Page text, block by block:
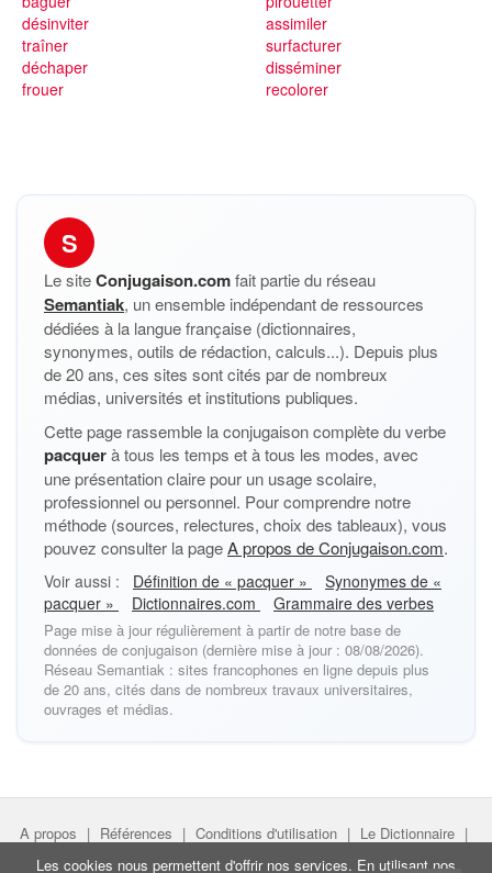
désinviter
traîner
déchaper
frouer
assimiler
surfacturer
disséminer
recolorer
S
Le siteConjugaison.comfait partie du réseau
Semantiak, un ensemble indépendant de ressources
dédiées à la langue française (dictionnaires,
synonymes, outils de rédaction, calculs...). Depuis plus
de 20 ans, ces sites sont cités par de nombreux
médias, universités et institutions publiques.
Cette page rassemble la conjugaison complète du verbe
pacquerà tous les temps et à tous les modes, avec
une présentation claire pour un usage scolaire,
professionnel ou personnel. Pour comprendre notre
méthode (sources, relectures, choix des tableaux), vous
pouvez consulter la pageA propos de Conjugaison.com.
Voir aussi : Définition de « pacquer »
Synonymes de «
pacquer »
Dictionnaires.com Grammaire des verbes
Page mise à jour régulièrement à partir de notre base de
données de conjugaison (dernière mise à jour : 08/08/2026).
Réseau Semantiak : sites francophones en ligne depuis plus
de 20 ans, cités dans de nombreux travaux universitaires,
ouvrages et médias.
A propos | Références | Conditions d'utilisation | Le Dictionnaire |
Faire un lien | Liens utiles
Les cookies nous permettent d'offrir nos services. En utilisant nos